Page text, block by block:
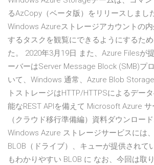
るAzCopy（ベータ版）をリリースしまし
Windows Azureストレージアカウントの
するタスクを観覧にできるようにするた
た。 2020年3月19日 また、Azure Filesが
ーバーはServer Message Block (SMB)プ
いて、Windows 通常、Azure Blob
トストレージはHTTP/HTTPSによるデー
能なREST APIを備えて Microsoft Azure
（クラウド移行準備編）資料ダウンロー
Windows Azure ストレージサービスには、
BLOB（ドライブ）、キューが提供されて
もわかりやすい BLOB に なお、今回は取